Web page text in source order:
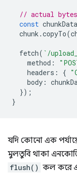
// actual bytes
const chunkData
chunk .copyTo(
fetch( `/
method :
headers : {
body :
});
}
যদি কোনো এক
মুলতুবি থাকা
flush() কল করে